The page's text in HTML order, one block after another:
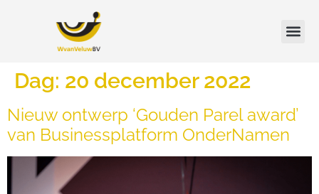
Dag: 20 december 2022
Nieuw ontwerp ‘Gouden Parel award’
van Businessplatform OnderNamen